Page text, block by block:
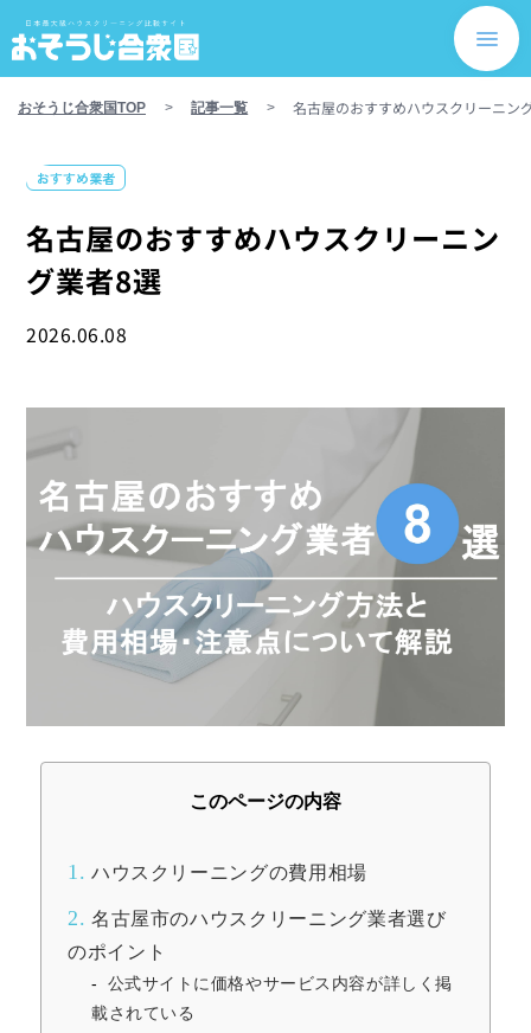
おそうじ合衆国TOP > 記事一覧 > 名古屋のおすすめハウスクリーニン
おすすめ業者
名古屋のおすすめハウスクリーニン
グ業者8選
2026.06.08
このページの内容
1. ハウスクリーニングの費用相場
2. 名古屋市のハウスクリーニング業者選び
のポイント
公式サイトに価格やサービス内容が詳しく掲
載されている